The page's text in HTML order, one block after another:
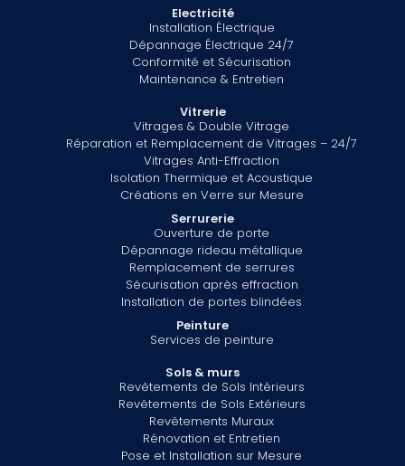
Electricité
Installation Électrique
Dépannage Électrique 24/7
Conformité et Sécurisation
Maintenance & Entretien
Vitrerie
Vitrages & Double Vitrage
Réparation et Remplacement de Vitrages – 24/7
Vitrages Anti-Effraction
Isolation Thermique et Acoustique
Créations en Verre sur Mesure
Serrurerie
Ouverture de porte
Dépannage rideau métallique
Remplacement de serrures
Sécurisation après effraction
Installation de portes blindées
Peinture
Services de peinture
Sols & murs
Revêtements de Sols Intérieurs
Revêtements de Sols Extérieurs
Revêtements Muraux
Rénovation et Entretien
Pose et Installation sur Mesure